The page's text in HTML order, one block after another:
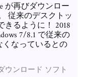
が再びダウンロー
従来のデスクトッ
きるように！ 2018
7/8.1 で従来の
くなっているとの
ウンロード ソフト